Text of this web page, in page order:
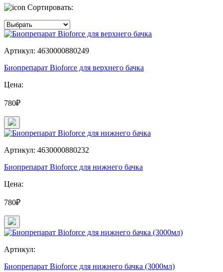
Сортировать:
Артикул: 4630000880249
Биопрепарат Bioforce для верхнего бачка
Цена:
780₽
Артикул: 4630000880232
Биопрепарат Bioforce для нижнего бачка
Цена:
780₽
Артикул:
Биопрепарат Bioforce для нижнего бачка (3000мл)